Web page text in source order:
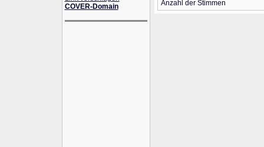
COVER-Domain
Anzahl der Stimmen